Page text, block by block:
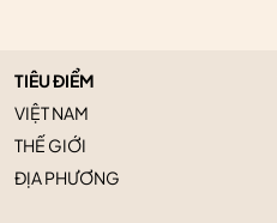
TIÊU ĐIỂM
VIỆT NAM
THẾ GIỚI
ĐỊA PHƯƠNG